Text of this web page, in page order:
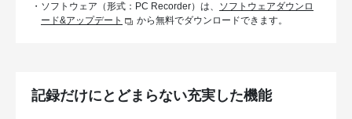
・ソフトウェア（形式：PC Recorder）は、 ソフトウェアダウンロ
ード&アップデート
から無料でダウンロードできます。
記録だけにとどまらない充実した機能